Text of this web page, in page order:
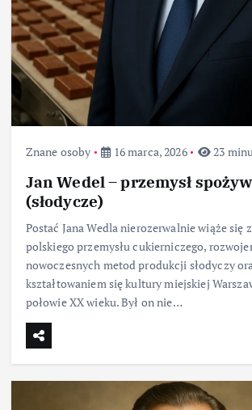
Znane osoby 16 marca, 2026 23
Jan Wedel – przemysł
(słodycze)
Postać Jana Wedla nierozerwalnie wiąże się
polskiego przemysłu cukierniczego,
nowoczesnych metod produkcji słodyczy
kształtowaniem się kultury miejskiej
połowie XX wieku. Był on nie…